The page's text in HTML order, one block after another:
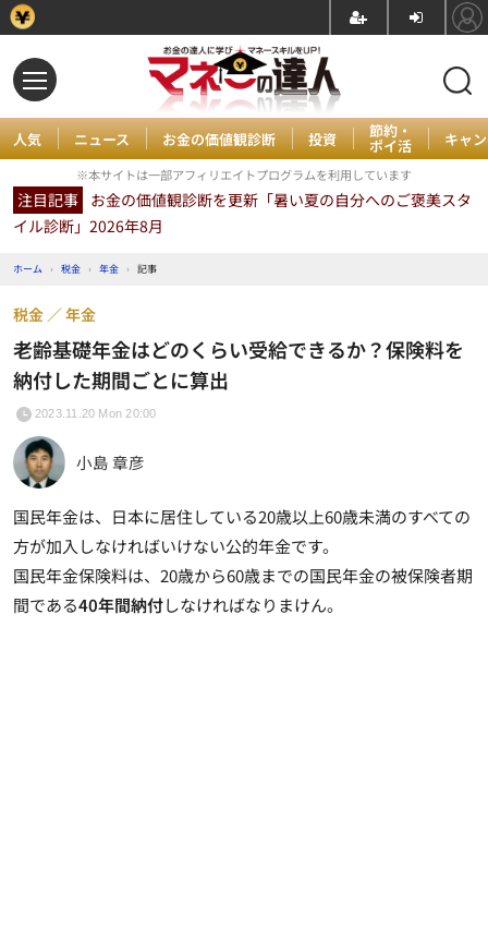
人気 ニュース お金の価値観診断 投資 節約・
ポイ活 キャ
※本サイトは一部アフィリエイトプログラムを利用しています
注目記事 お金の価値観診断を更新「暑い夏の自分へのご褒美スタ
イル診断」2026年8月
ホーム › 税金 › 年金 › 記事
老齢基礎年金はどのくらい受給できるか？保険料を
納付した期間ごとに算出
税金 年金
2023.11.20 Mon 20:00
小島 章彦
国民年金は、日本に居住している20歳以上60歳未満のすべての
方が加入しなければいけない公的年金です。
国民年金保険料は、20歳から60歳までの国民年金の被保険者期
間である40年間納付しなければなりまけん。